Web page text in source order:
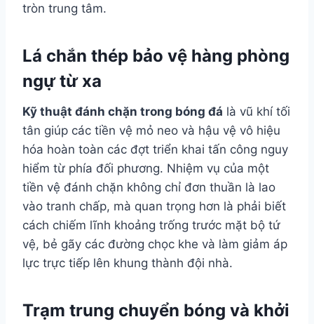
tròn trung tâm.
Lá chắn thép bảo vệ hàng phòng
ngự từ xa
Kỹ thuật đánh chặn trong bóng đá là vũ khí tối
tân giúp các tiền vệ mỏ neo và hậu vệ vô hiệu
hóa hoàn toàn các đợt triển khai tấn công nguy
hiểm từ phía đối phương. Nhiệm vụ của một
tiền vệ đánh chặn không chỉ đơn thuần là lao
vào tranh chấp, mà quan trọng hơn là phải biết
cách chiếm lĩnh khoảng trống trước mặt bộ tứ
vệ, bẻ gãy các đường chọc khe và làm giảm áp
lực trực tiếp lên khung thành đội nhà.
Trạm trung chuyển bóng và khởi